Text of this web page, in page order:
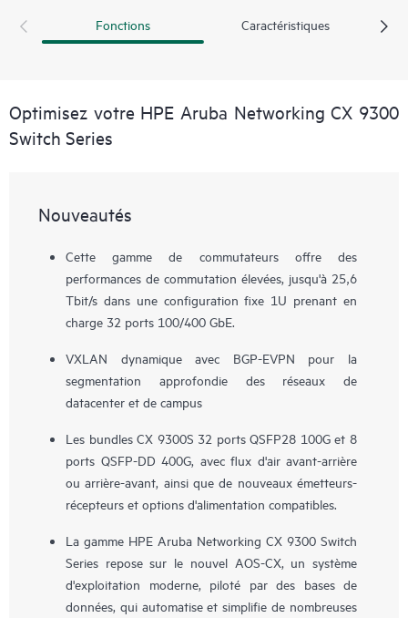
Fonctions Caractéristiques
Optimisez votre HPE Aruba Networking CX 9300
Switch Series
Nouveautés
Cette gamme de commutateurs offre des
performances de commutation élevées, jusqu'à 25,6
Tbit/s dans une configuration fixe 1U prenant en
charge 32 ports 100/400 GbE.
VXLAN dynamique avec BGP-EVPN pour la
segmentation approfondie des réseaux de
datacenter et de campus
Les bundles CX 9300S 32 ports QSFP28 100G et 8
ports QSFP-DD 400G, avec flux d'air avant-arrière
ou arrière-avant, ainsi que de nouveaux émetteurs-
récepteurs et options d'alimentation compatibles.
La gamme HPE Aruba Networking CX 9300 Switch
Series repose sur le nouvel AOS-CX, un système
d'exploitation moderne, piloté par des bases de
données, qui automatise et simplifie de nombreuses